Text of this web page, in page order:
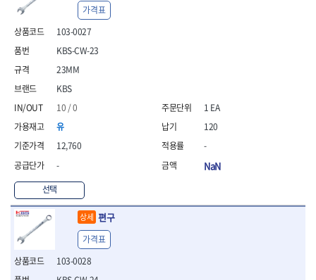
- 방폭드라이버
- 방폭펀치
- 절연포지비트소켓
철공공구
- 볼트커터
- 핸드볼트커터
- 클램프
- 망치
- 빠루망치
- 도끼
- 망치헤드
- 판금망치
- 나일론무반동망치
- 플라스틱망치
- 고무망치
- 핀펀치
103-0027
KBS
10 / 0
유
12,760
-
선택
KBS-CW-23
23MM
가격표
1 EA
120
-
NaN
상세 편구
103-0028
가격표